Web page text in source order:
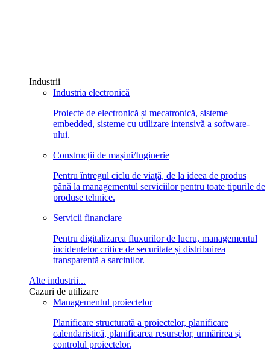
Industrii
Industria electronică
Proiecte de electronică și mecatronică, sisteme
embedded, sisteme cu utilizare intensivă a software-
ului.
Construcții de mașini/Inginerie
Pentru întregul ciclu de viață, de la ideea de produs
până la managementul serviciilor pentru toate tipurile de
produse tehnice.
Servicii financiare
Pentru digitalizarea fluxurilor de lucru, managementul
incidentelor critice de securitate și distribuirea
transparentă a sarcinilor.
Alte industrii...
Cazuri de utilizare
Managementul proiectelor
Planificare structurată a proiectelor, planificare
calendaristică, planificarea resurselor, urmărirea și
controlul proiectelor.